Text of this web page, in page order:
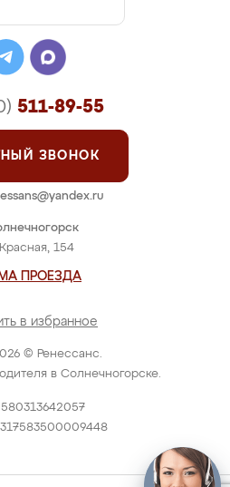
© Ренессанс.
в Солнечногорске.
154
ПРОЕЗДА
в избранное
511-89-55
ЗВОНОК